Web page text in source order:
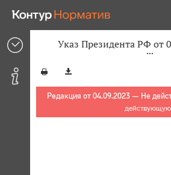
Указ Президента РФ от
Редакция от 04.09.2023 — Не
действующую